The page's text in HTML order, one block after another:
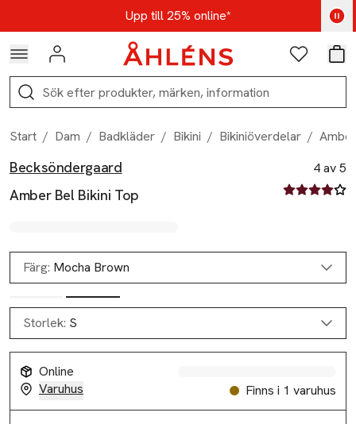
Hoppa till navigationsmenynUpp till 25% online*
Kod: AUG25 - Shoppa nu
Logga in Favoriter
Sök
Start / Dam / Badkläder / Bikini / Bikiniöverdelar /
Produktbilder
Hoppa över bildspelet
Becksöndergaard
Amber Bel Bikini Top
4 av 5
4 av fem
Färg: Mocha Brown
Storlek: S
Online
Varuhus
Finns i 1 varuhus
Produktinformation